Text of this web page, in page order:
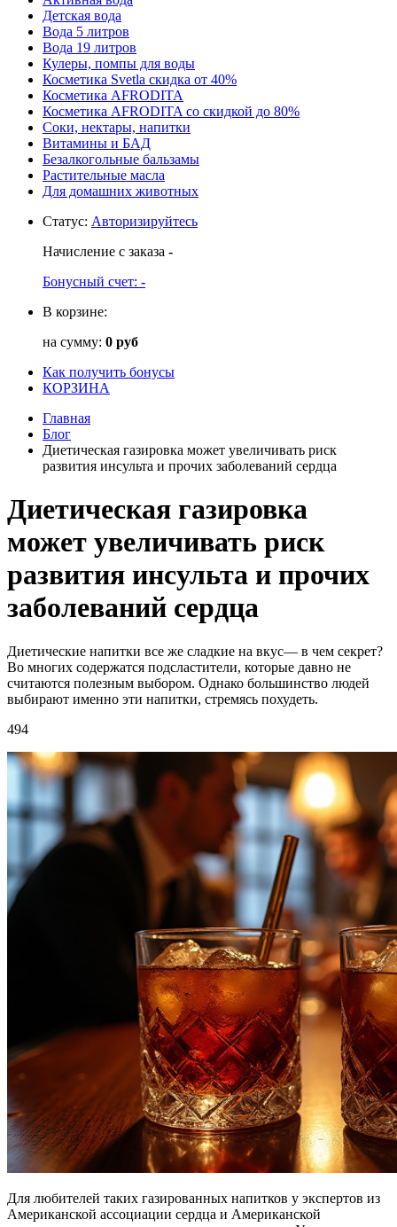
Детская вода
Вода 5 литров
Вода 19 литров
Кулеры, помпы для воды
Косметика Svetla скидка от 40%
Косметика AFRODITA
Косметика AFRODITA со скидкой до 80%
Соки, нектары, напитки
Витамины и БАД
Безалкогольные бальзамы
Растительные масла
Для домашних животных
Статус: Авторизируйтесь
Начисление с заказа -
Бонусный счет: -
В корзине:
на сумму: 0 руб
Как получить бонусы
КОРЗИНА
Главная
Блог
Диетическая газировка может увеличивать риск
развития инсульта и прочих заболеваний сердца
Диетическая газировка
может увеличивать риск
развития инсульта и прочих
заболеваний сердца
Диетические напитки все же сладкие на вкус— в чем секрет?
Во многих содержатся подсластители, которые давно не
считаются полезным выбором. Однако большинство людей
выбирают именно эти напитки, стремясь похудеть.
494
Для любителей таких газированных напитков у экспертов из
Американской ассоциации сердца и Американской